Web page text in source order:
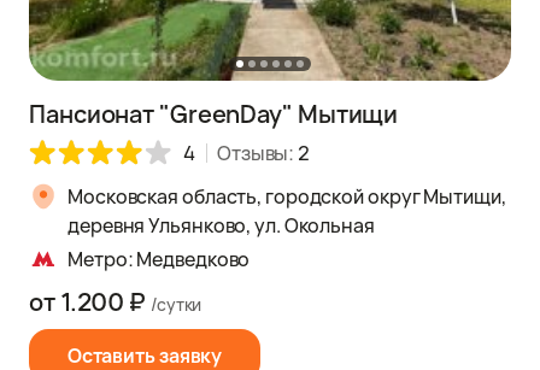
Пансионат "GreenDay" Мытищи
4 Отзывы: 2
Московская область, городской округ Мытищи,
деревня Ульянково, ул. Окольная
Метро: Медведково
Оставить заявку
от 1.200 ₽ /сутки